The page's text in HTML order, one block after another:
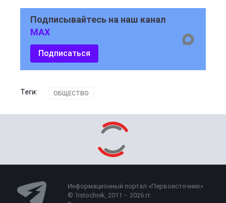
Подписывайтесь на наш канал
MAX
Подписаться
Теги: ОБЩЕСТВО
Информационный портал «Первоисточник»
© 1istochnik, 2011 – 2026 гг.